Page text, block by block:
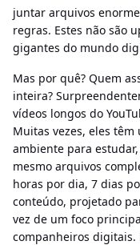
juntar arquivos
regras. Estes não são
gigantes do mundo
Mas por quê? Quem
inteira?
vídeos longos do
Muitas vezes, eles
ambiente para
mesmo arquivos
horas por dia, 7 dias
conteúdo, projetado
vez de um foco
companheiros digitais.